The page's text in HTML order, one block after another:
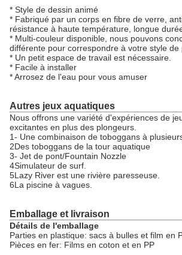
* Style de dessin animé
* Fabriqué par un corps en fibre de verre,
résistance à haute température, longue
* Multi-couleur disponible, nous pouvons
différente pour correspondre à votre style de
* Un petit espace de travail est nécessaire.
* Facile à installer
* Arrosez de l'eau pour vous amuser
Autres jeux aquatiques
Nous offrons une variété d'expériences de
excitantes en plus des plongeurs.
1- Une combinaison de toboggans à
2Des toboggans de la tour aquatique
3- Jet de pont/Fountain Nozzle
4Simulateur de surf.
5Lazy River est une rivière paresseuse.
6La piscine à vagues.
Emballage et livraison
Détails de l'emballage
Parties en plastique: sacs à bulles et film en
Pièces en fer: Films en coton et en PP